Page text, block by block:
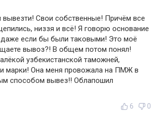
вывезти! Свои собственные! Причём все
низзя и всё! Я говорю основание
если бы были таковыми! Это моё
вывоз?! В общем потом понял!
узбекистанской таможней,
марки! Она меня провожала на ПМЖ в
способом вывез!! Облапошил
6 0